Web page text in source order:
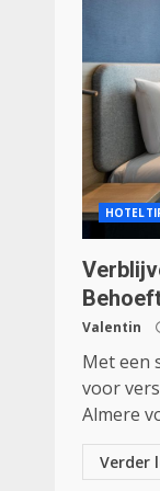
Valentin
Met een
voor
Almere
Verder